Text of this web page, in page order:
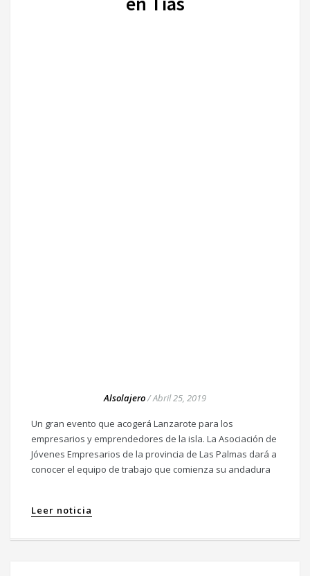
Alsolajero/Abril 25, 2019
Un gran evento que acogerá Lanzarote para los
empresarios y emprendedores de la isla. La Asociación de
Jóvenes Empresarios de la provincia de Las Palmas dará a
conocer el equipo de trabajo que comienza su andadura
Leer noticia